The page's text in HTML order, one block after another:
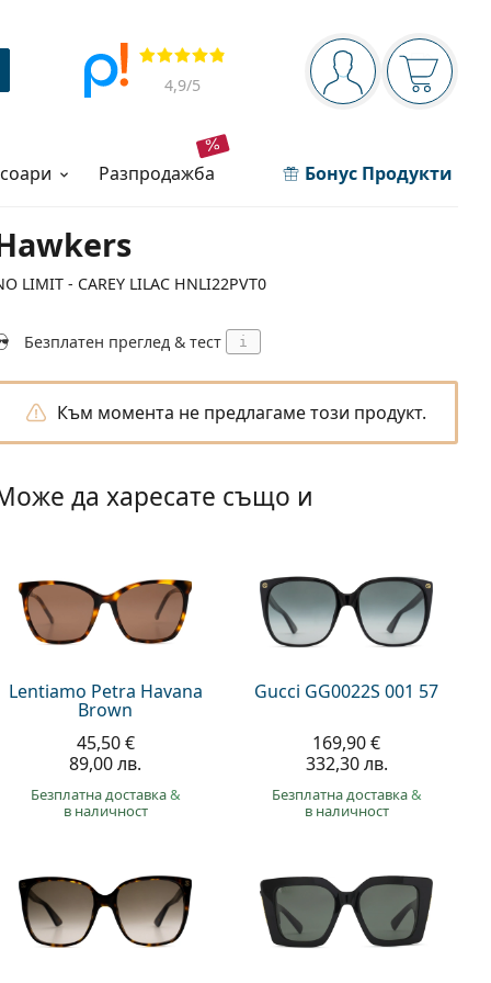
Navigation panel
Вие сте вписани
Прегледи
4,9/5
разпродажба Бонус Продукти
LIMIT - CAREY LILAC HNLI22PVT0
Безплатен преглед & тест i
Към момента не предлагаме този продукт.
да харесате също и
Lentiamo Petra Havana
Brown
45,50 €
89,00 лв.
Безплатна доставка&
в наличност
Gucci GG0022S 001 57
169,90 €
332,30 лв.
Безплатна доставка&
в наличност